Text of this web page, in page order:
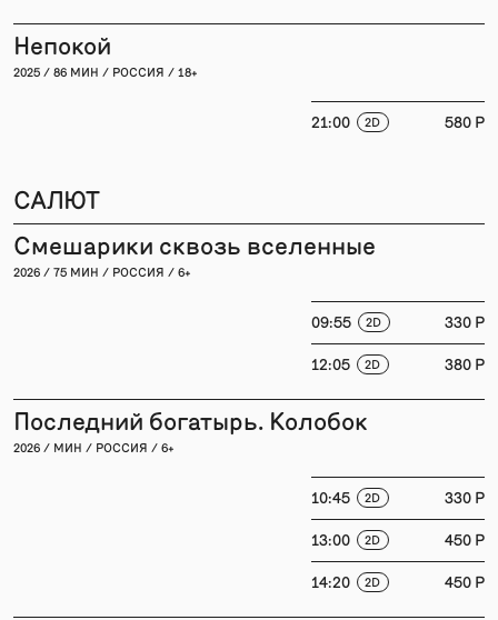
Непокой
2025 / 86 МИН / РОССИЯ / 18+
21:00 2D 580 P
САЛЮТ
Смешарики сквозь вселенные
2026 / 75 МИН / РОССИЯ / 6+
09:55 2D 330 P
12:05 2D 380 P
Последний богатырь. Колобок
2026 / МИН / РОССИЯ / 6+
10:45 2D 330 P
13:00 2D 450 P
14:20 2D 450 P